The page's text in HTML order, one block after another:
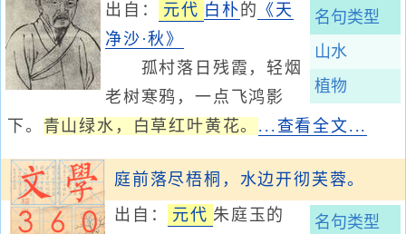
名句类型
山水
植物
出自： 元代 白朴 的 《天
净沙·秋》
孤村落日残霞，轻烟
老树寒鸦，一点飞鸿影
下。 青山绿水，白草红叶黄花。 ...查看全文...
庭前落尽梧桐，水边开彻芙蓉。
名句类型
出自： 元代 朱庭玉的